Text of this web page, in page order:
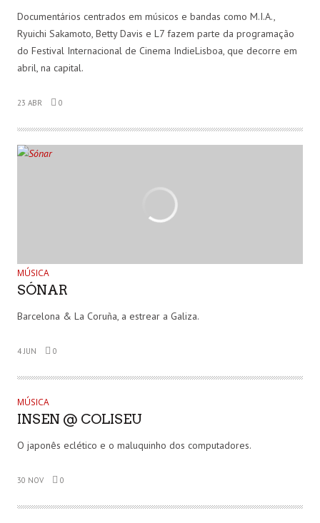
Documentários centrados em músicos e bandas como M.I.A.,
Ryuichi Sakamoto, Betty Davis e L7 fazem parte da programação
do Festival Internacional de Cinema IndieLisboa, que decorre em
abril, na capital.
23 ABR 0
MÚSICA
SÓNAR
Barcelona & La Coruña, a estrear a Galiza.
4 JUN 0
MÚSICA
INSEN @ COLISEU
O japonês eclético e o maluquinho dos computadores.
30 NOV 0